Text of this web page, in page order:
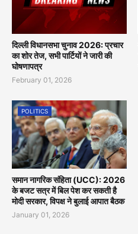
दिल्ली विधानसभा चुनाव 2026: प्रचार
का शोर तेज, सभी पार्टियों ने जारी की
घोषणापत्र
February 01, 2026
POLITICS
समान नागरिक संहिता (UCC): 2026
के बजट सत्र में बिल पेश कर सकती है
मोदी सरकार, विपक्ष ने बुलाई आपात बैठक
January 01, 2026